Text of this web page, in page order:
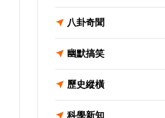
八卦奇聞
幽默搞笑
歷史縱橫
科學新知